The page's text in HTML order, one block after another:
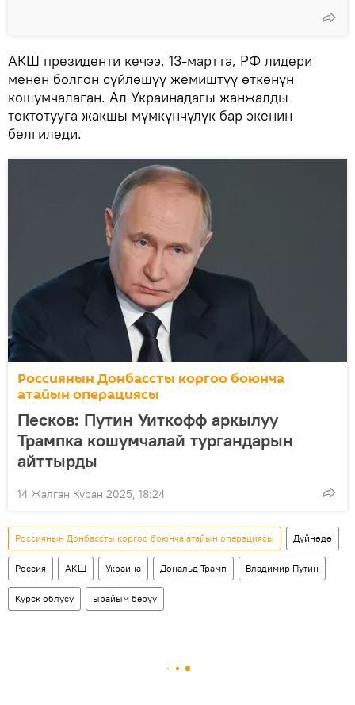
АКШ президенти кечээ, 13-мартта, РФ лидери
менен болгон сүйлөшүү жемиштүү өткөнүн
кошумчалаган. Ал Украинадагы жанжалды
токтотууга жакшы мүмкүнчүлүк бар экенин
белгиледи.
Россиянын Донбассты коргоо боюнча
атайын операциясы
Песков: Путин Уиткофф аркылуу
Трампка кошумчалай тургандарын
айттырды
14 Жалган Куран 2025, 18:24
Россиянын Донбассты коргоо боюнча атайын операциясы Дүйнөдө
Россия АКШ Украина Дональд Трамп Владимир Путин
Курск облусу ырайым берүү